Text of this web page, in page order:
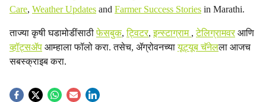
Care, Weather Updates and Farmer Success Stories in Marathi.
ताज्या कृषी घडामोडींसाठीफेसबुक,ट्विटर,इन्स्टाग्राम ,टेलिग्रामवरआणि
व्हॉट्सॲप आम्हाला फॉलो करा. तसेच, ॲग्रोवनच्यायूट्यूब चॅनेलला आजच
सबस्क्राइब करा.